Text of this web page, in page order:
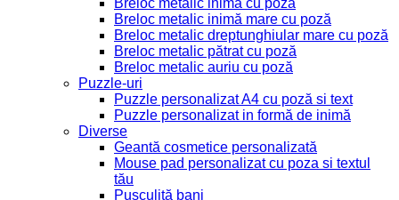
Breloc metalic inimă cu poză
Breloc metalic inimă mare cu poză
Breloc metalic dreptunghiular mare cu poză
Breloc metalic pătrat cu poză
Breloc metalic auriu cu poză
Puzzle-uri
Puzzle personalizat A4 cu poză si text
Puzzle personalizat in formă de inimă
Diverse
Geantă cosmetice personalizată
Mouse pad personalizat cu poza si textul
tău
Pușculiță bani